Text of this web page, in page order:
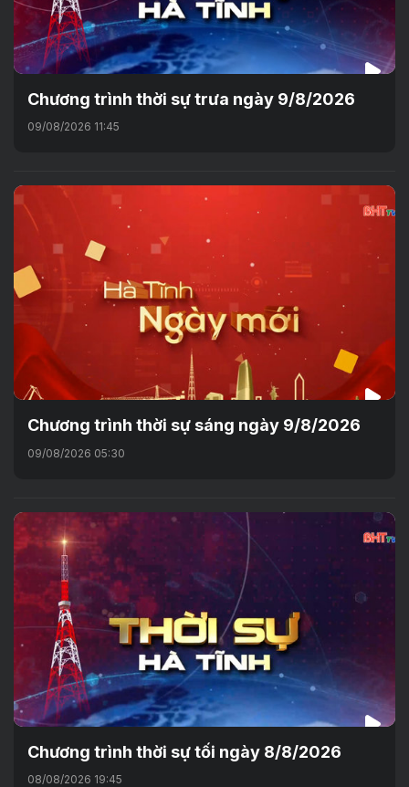
Chương trình thời sự trưa ngày 9/8/2026
09/08/2026 11:45
Chương trình thời sự sáng ngày 9/8/2026
09/08/2026 05:30
Chương trình thời sự tối ngày 8/8/2026
08/08/2026 19:45